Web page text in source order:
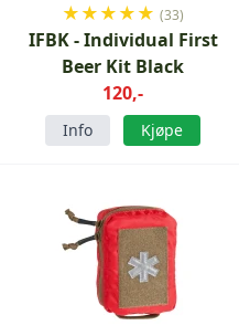
★★★★★ (33)
IFBK - Individual First
Beer Kit Black
120,-
Info Kjøpe